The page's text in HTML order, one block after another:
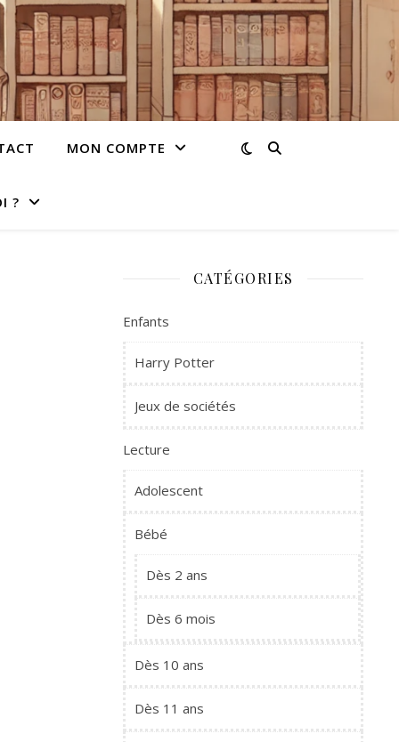
MON COMPTE
?
CATÉGORIES
Enfants
Harry Potter
Jeux de sociétés
Lecture
Adolescent
Bébé
Dès 2 ans
Dès 6 mois
Dès 10 ans
Dès 11 ans